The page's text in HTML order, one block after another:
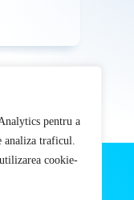
pentru a
analiza traficul.
cookie-